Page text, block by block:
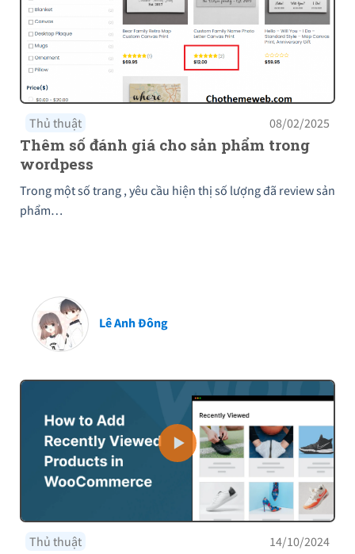
Thủ thuật 08/02/2025
Thêm số đánh giá cho sản phẩm trong
wordpess
Trong một số trang , yêu cầu hiện thị số lượng đã review sản
phẩm…
Lê Anh Đông
Thủ thuật 14/10/2024